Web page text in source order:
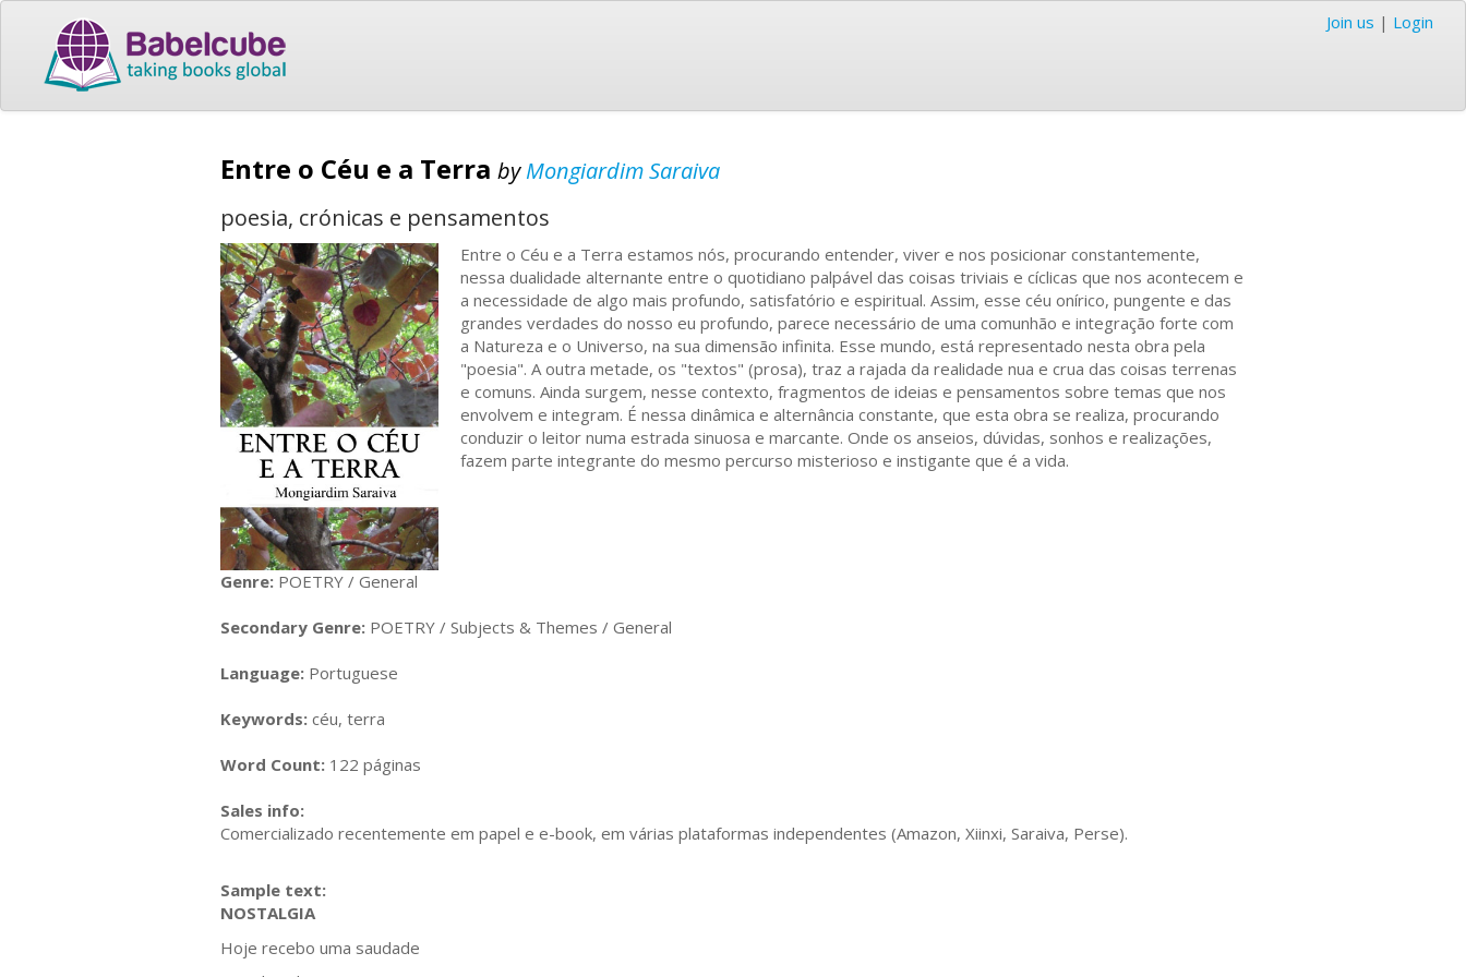
Join us | Login
Entre o Céu e a Terra byMongiardim Saraiva
poesia, crónicas e pensamentos
Entre o Céu e a Terra estamos nós, procurando entender, viver e nos posicionar constantemente,
nessa dualidade alternante entre o quotidiano palpável das coisas triviais e cíclicas que nos acontecem e
a necessidade de algo mais profundo, satisfatório e espiritual. Assim, esse céu onírico, pungente e das
grandes verdades do nosso eu profundo, parece necessário de uma comunhão e integração forte com
a Natureza e o Universo, na sua dimensão infinita. Esse mundo, está representado nesta obra pela
"poesia". A outra metade, os "textos" (prosa), traz a rajada da realidade nua e crua das coisas terrenas
e comuns. Ainda surgem, nesse contexto, fragmentos de ideias e pensamentos sobre temas que nos
envolvem e integram. É nessa dinâmica e alternância constante, que esta obra se realiza, procurando
conduzir o leitor numa estrada sinuosa e marcante. Onde os anseios, dúvidas, sonhos e realizações,
fazem parte integrante do mesmo percurso misterioso e instigante que é a vida.
Genre: POETRY / General
Secondary Genre: POETRY / Subjects & Themes / General
Language: Portuguese
Keywords: céu, terra
Word Count: 122 páginas
Sales info:
Comercializado recentemente em papel e e-book, em várias plataformas independentes (Amazon, Xiinxi, Saraiva, Perse).
Sample text:
NOSTALGIA
Hoje recebo uma saudade